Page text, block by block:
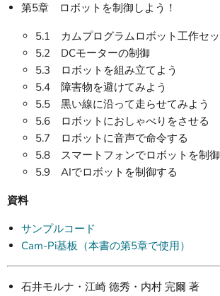
第5章 ロボットを制御しよう！
5.1 カムプログラムロボット工作セッ
5.2 DCモーターの制御
5.3 ロボットを組み立てよう
5.4 障害物を避けてみよう
5.5 黒い線に沿って走らせてみよう
5.6 ロボットにおしゃべりをさせる
5.7 ロボットに音声で命令する
5.8 スマートフォンでロボットを制
5.9 AIでロボットを制御する
資料
サンプルコード
Cam-Pi基板（本書の第5章で使用）
石井モルナ・江崎 徳秀・内村 完爾 著